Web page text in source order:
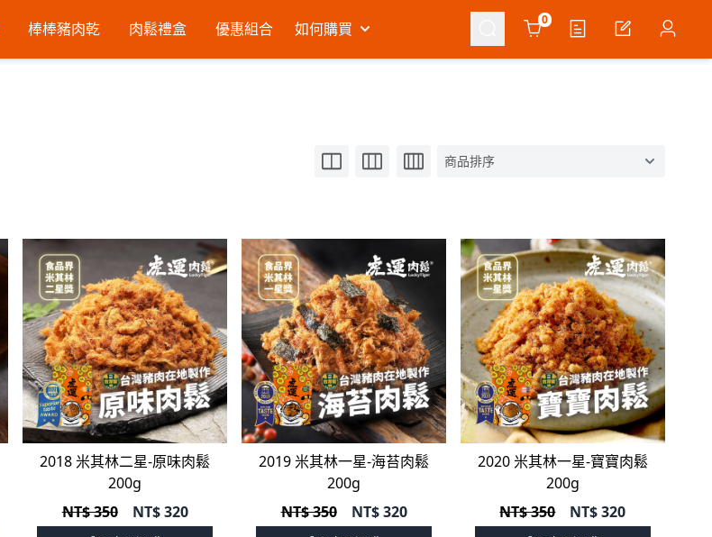
棒棒豬肉乾 肉鬆禮盒 優惠組合 如何購買 Cart0
2018 米其林二星-原味肉鬆
200g
NT$ 350
NT$320
2019 米其林一星-海苔肉鬆
200g
NT$ 350
NT$320
2020 米其林一星-寶寶肉鬆
200g
NT$ 350
NT$320